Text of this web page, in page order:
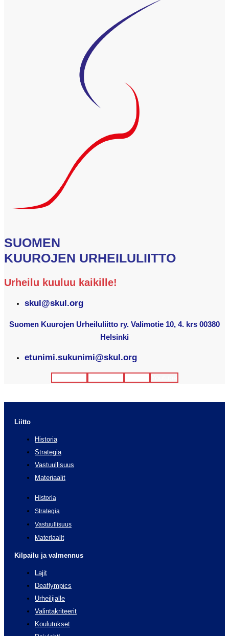
SUOMEN
KUUROJEN URHEILULIITTO
Urheilu kuuluu kaikille!
skul@skul.org
Suomen Kuurojen Urheiluliitto ry. Valimotie 10, 4. krs 00380
Helsinki
etunimi.sukunimi@skul.org
Liitto
Historia
Strategia
Vastuullisuus
Materiaalit
Historia
Strategia
Vastuullisuus
Materiaalit
Kilpailu ja valmennus
Lajit
Deaflympics
Urheilijalle
Valintakriteerit
Koulutukset